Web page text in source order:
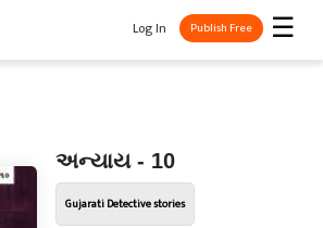
☰
Log In Publish Free
અન્યાય - 10
Gujarati Detective stories